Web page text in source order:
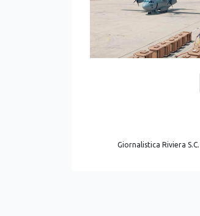
Giornalistica Riviera